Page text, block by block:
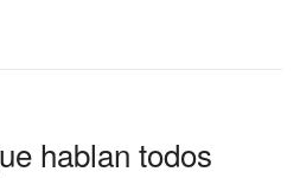
hablan todos